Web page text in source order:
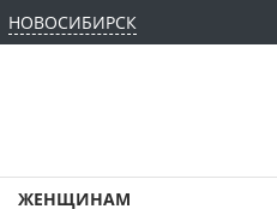
НОВОСИБИРСК
ЖЕНЩИНАМ